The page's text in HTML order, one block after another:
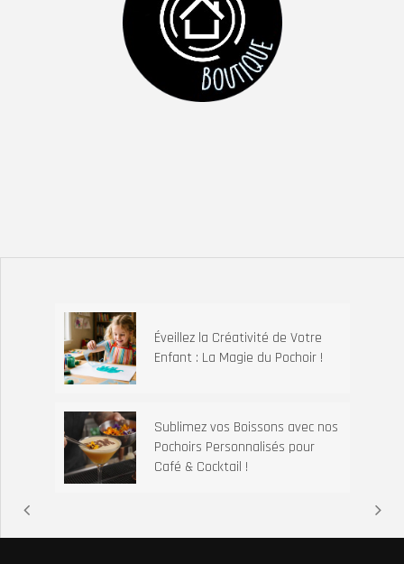
Éveillez la Créativité de Votre
Enfant : La Magie du Pochoir !
Sublimez vos Boissons avec nos
Pochoirs Personnalisés pour
Café & Cocktail !